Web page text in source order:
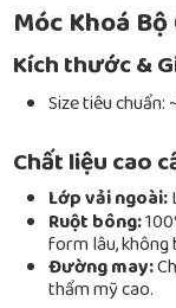
Móc Khoá
Kích thước &
Size tiêu
Chất liệu cao
Lớp vải ngoài:
Ruột bông:
form lâu, không
Đường may:
thẩm mỹ cao.